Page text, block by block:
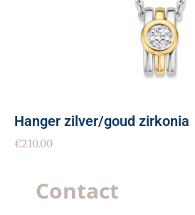
Hanger zilver/goud zirkonia
€210.00
Contact